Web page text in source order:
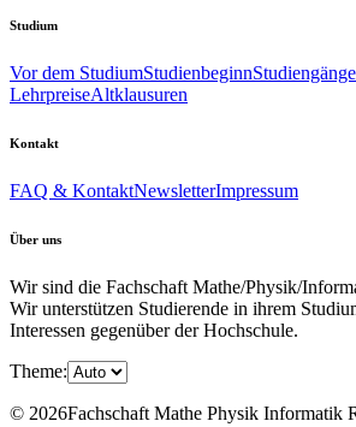
Studium
Vor dem StudiumStudienbeginnStudiengänge
LehrpreiseAltklausuren
Kontakt
FAQ & KontaktNewsletterImpressum
Über uns
Wir sind die Fachschaft Mathe/Physik/
Wir unterstützen Studierende in ihrem
Interessen gegenüber der Hochschule.
Theme:
© 2026Fachschaft Mathe Physik Informatik